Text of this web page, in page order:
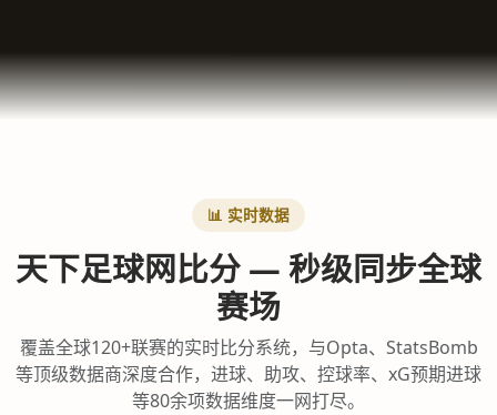
📊 实时数据
天下足球网比分 — 秒级同步全球
赛场
覆盖全球120+联赛的实时比分系统，与Opta、StatsBomb
等顶级数据商深度合作，进球、助攻、控球率、xG预期进球
等80余项数据维度一网打尽。